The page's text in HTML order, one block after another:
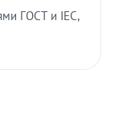
ГОСТ и IEC,